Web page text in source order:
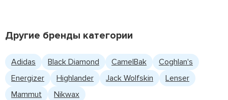
Другие бренды категории
Adidas Black Diamond CamelBak
Coghlan's
Energizer
Highlander Jack Wolfskin
Lenser
Mammut
Nikwax